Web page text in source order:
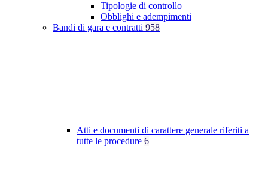
Tipologie di controllo
Obblighi e adempimenti
Bandi di gara e contratti 958
Atti e documenti di carattere generale riferiti a
tutte le procedure 6